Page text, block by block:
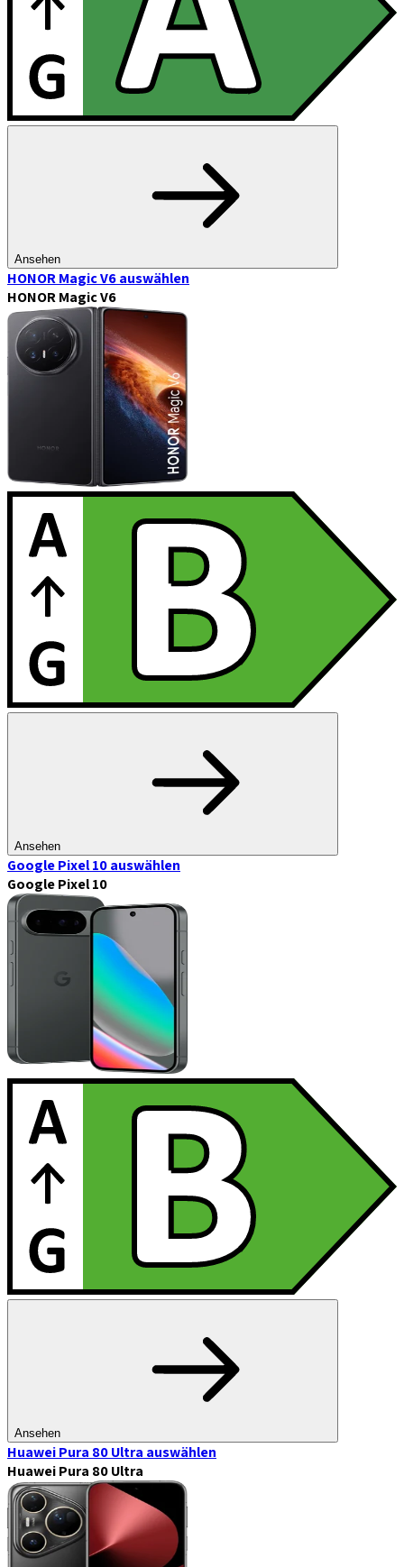
Ansehen
HONOR Magic V6auswählen
HONOR Magic V6
Ansehen
Google Pixel 10auswählen
Google Pixel 10
Ansehen
Huawei Pura 80 Ultra auswählen
Huawei Pura 80 Ultra